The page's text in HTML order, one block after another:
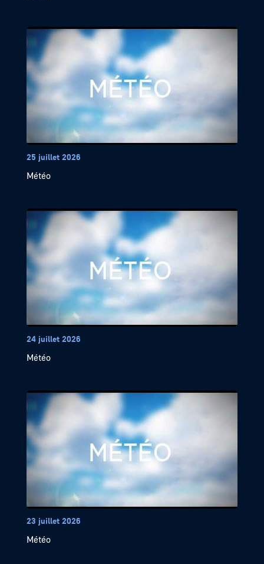
25 juillet 2026
Météo
24 juillet 2026
Météo
23 juillet 2026
Météo